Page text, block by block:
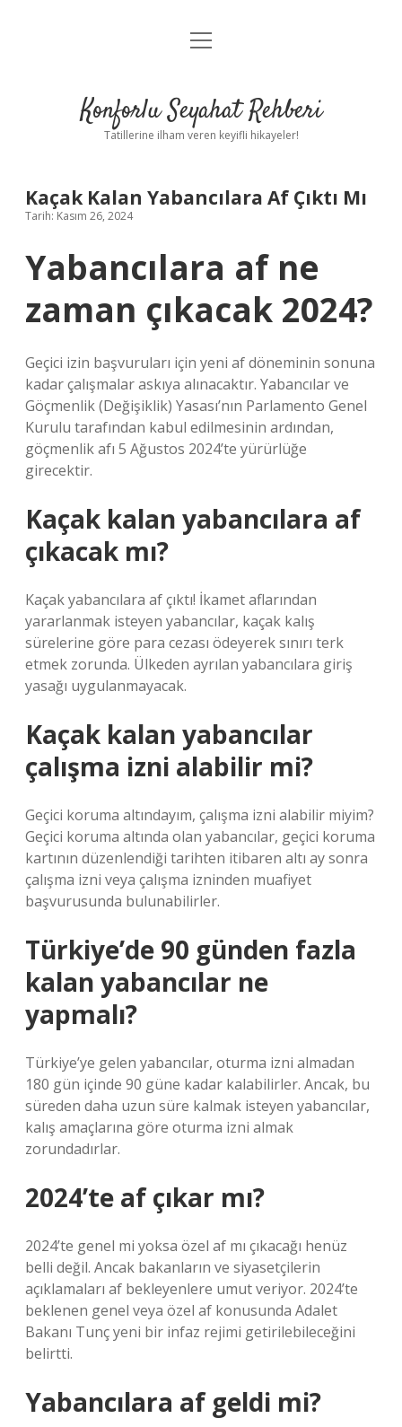
Anasayfa
Yasal Uyarı
menüyü
Konforlu Seyahat Rehberi
Tatillerine ilham veren keyifli hikayeler!
Kaçak Kalan Yabancılara Af Çıktı Mı
Tarih: Kasım 26, 2024
Yabancılara af ne
zaman çıkacak 2024?
Geçici izin başvuruları için yeni af döneminin sonuna
kadar çalışmalar askıya alınacaktır. Yabancılar ve
Göçmenlik (Değişiklik) Yasası’nın Parlamento Genel
Kurulu tarafından kabul edilmesinin ardından,
göçmenlik afı 5 Ağustos 2024’te yürürlüğe
girecektir.
Kaçak kalan yabancılara af
çıkacak mı?
Kaçak yabancılara af çıktı! İkamet aflarından
yararlanmak isteyen yabancılar, kaçak kalış
sürelerine göre para cezası ödeyerek sınırı terk
etmek zorunda. Ülkeden ayrılan yabancılara giriş
yasağı uygulanmayacak.
Kaçak kalan yabancılar
çalışma izni alabilir mi?
Geçici koruma altındayım, çalışma izni alabilir miyim?
Geçici koruma altında olan yabancılar, geçici koruma
kartının düzenlendiği tarihten itibaren altı ay sonra
çalışma izni veya çalışma izninden muafiyet
başvurusunda bulunabilirler.
Türkiye’de 90 günden fazla
kalan yabancılar ne
yapmalı?
Türkiye’ye gelen yabancılar, oturma izni almadan
180 gün içinde 90 güne kadar kalabilirler. Ancak, bu
süreden daha uzun süre kalmak isteyen yabancılar,
kalış amaçlarına göre oturma izni almak
zorundadırlar.
2024’te af çıkar mı?
2024’te genel mi yoksa özel af mı çıkacağı henüz
belli değil. Ancak bakanların ve siyasetçilerin
açıklamaları af bekleyenlere umut veriyor. 2024’te
beklenen genel veya özel af konusunda Adalet
Bakanı Tunç yeni bir infaz rejimi getirilebileceğini
belirtti.
Yabancılara af geldi mi?